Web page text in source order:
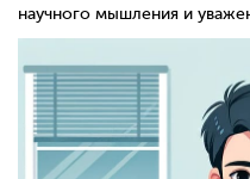
научного мышления и